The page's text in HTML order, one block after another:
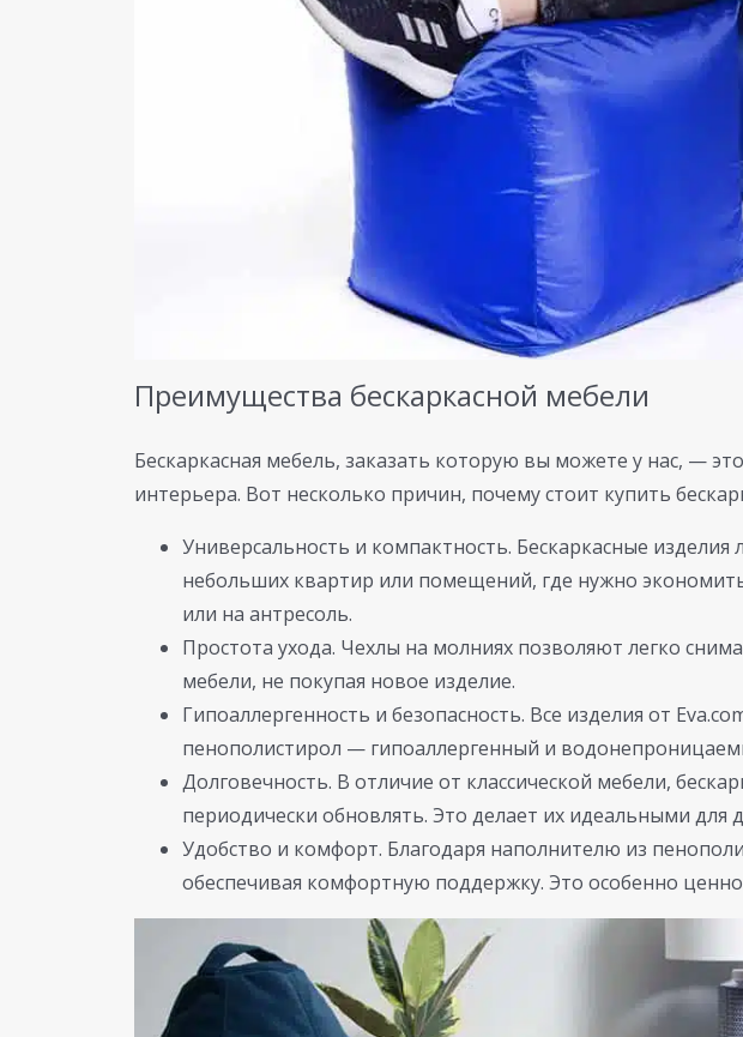
Преимущества бескаркасной мебели
Бескаркасная мебель, заказать которую вы можете у нас, —
интерьера. Вот несколько причин, почему стоит купить
Универсальность и компактность. Бескаркасные
небольших квартир или помещений, где нужно
или на антресоль.
Простота ухода. Чехлы на молниях позволяют легко
мебели, не покупая новое изделие.
Гипоаллергенность и безопасность. Все изделия от
пенополистирол — гипоаллергенный и
Долговечность. В отличие от классической мебели,
периодически обновлять. Это делает их идеальными для
Удобство и комфорт. Благодаря наполнителю из
обеспечивая комфортную поддержку. Это особенно